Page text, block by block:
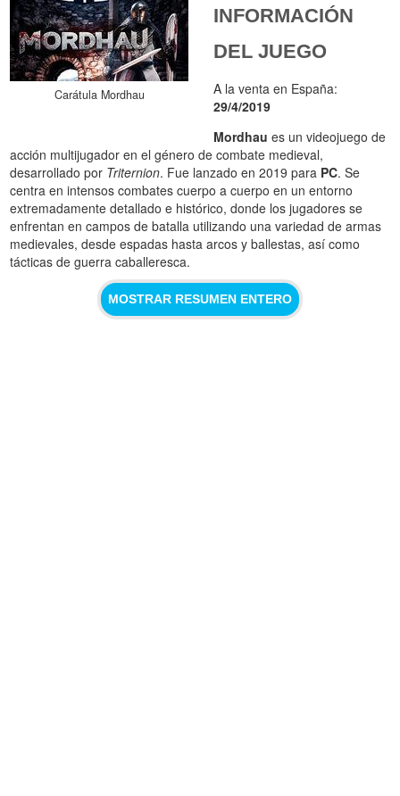
Carátula Mordhau
INFORMACIÓN
DEL JUEGO
A la venta en España:
29/4/2019
Mordhau es un videojuego de
acción multijugador en el género de combate medieval,
desarrollado por Triternion. Fue lanzado en 2019 para PC. Se
centra en intensos combates cuerpo a cuerpo en un entorno
extremadamente detallado e histórico, donde los jugadores se
enfrentan en campos de batalla utilizando una variedad de armas
medievales, desde espadas hasta arcos y ballestas, así como
tácticas de guerra caballeresca.
MOSTRAR RESUMEN ENTERO